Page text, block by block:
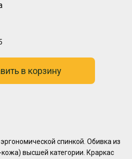
в корзину
спинкой. Обивка из
высшей категории. Краркас